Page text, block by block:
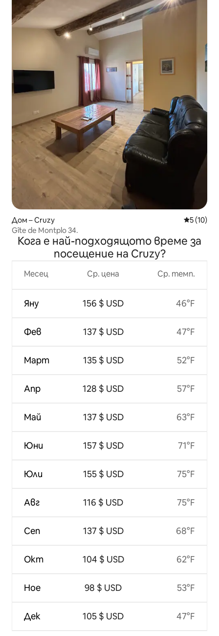
Дом – Cruzy Средна
5 (10)
Gîte de Montplo 34.
Кога е най-подходящото време за
посещение на Cruzy?
Месец
Яну
Фев
Март
Апр
Май
Юни
Юли
Авг
Сеп
Окт
Ное
Дек
Ср. цена
156 $ USD
137 $ USD
135 $ USD
128 $ USD
137 $ USD
157 $ USD
155 $ USD
116 $ USD
137 $ USD
104 $ USD
98 $ USD
105 $ USD
Ср. темп.
46°F
47°F
52°F
57°F
63°F
71°F
75°F
75°F
68°F
62°F
53°F
47°F